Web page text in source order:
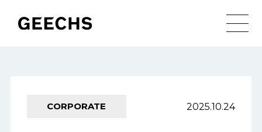
CORPORATE 2025.10.24